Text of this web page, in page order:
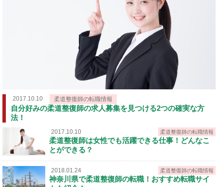
2017.10.10 柔道整復師の転職情報
自分好みの柔道整復師の求人募集を見つける2つの確実な方
法！
2017.10.10 柔道整復師の転職情報
柔道整復師は女性でも活躍できる仕事！どんなこ
とができる？
2018.01.24 柔道整復師の転職情報
神奈川県で柔道整復師の転職！おすすめ転職サイ